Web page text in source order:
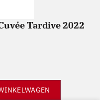
Tardive 2022